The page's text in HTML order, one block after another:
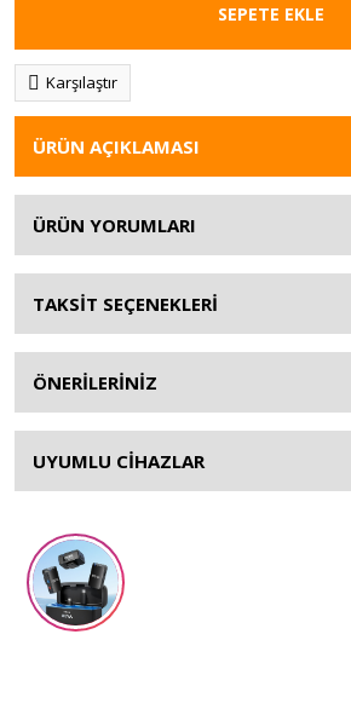
SEPETE EKLE
Karşılaştır
ÜRÜN AÇIKLAMASI
ÜRÜN YORUMLARI
TAKSİT SEÇENEKLERİ
ÖNERİLERİNİZ
UYUMLU CİHAZLAR